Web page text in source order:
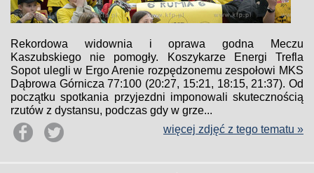
Rekordowa widownia i oprawa godna Meczu
Kaszubskiego nie pomogły. Koszykarze Energi Trefla
Sopot ulegli w Ergo Arenie rozpędzonemu zespołowi MKS
Dąbrowa Górnicza 77:100 (20:27, 15:21, 18:15, 21:37). Od
początku spotkania przyjezdni imponowali skutecznością
rzutów z dystansu, podczas gdy w grze...
więcej zdjęć z tego tematu »